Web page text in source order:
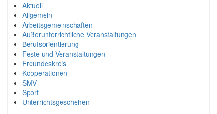
Aktuell
Allgemein
Arbeitsgemeinschaften
Außerunterrichtliche Veranstaltungen
Berufsorientierung
Feste und Veranstaltungen
Freundeskreis
Kooperationen
SMV
Sport
Unterrichtsgeschehen